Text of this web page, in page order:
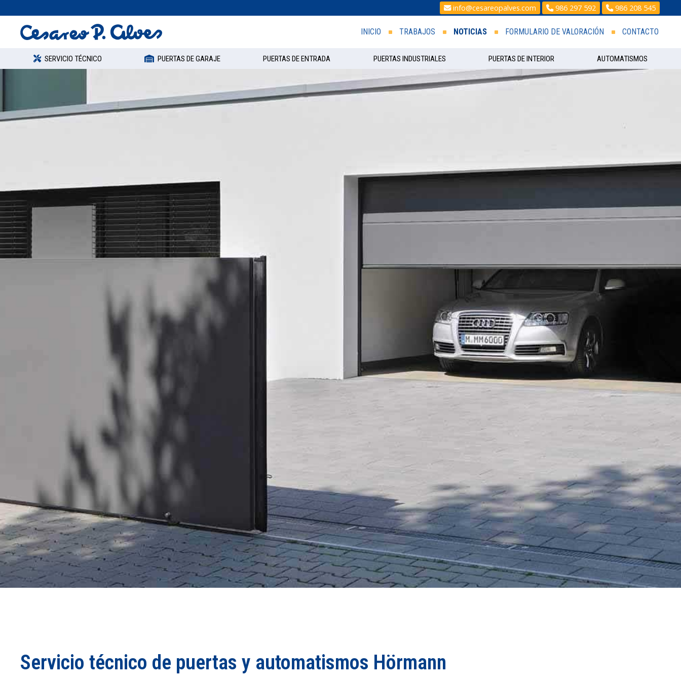
info@cesareopalves.com 986 297 592 986 208 545
INICIO TRABAJOS NOTICIAS FORMULARIO DE VALORACIÓN CONTACTO
SERVICIO TÉCNICO PUERTAS DE GARAJE PUERTAS DE ENTRADA PUERTAS INDUSTRIALES PUERTAS DE INTERIOR AUTOMATISMOS
Servicio técnico de puertas y automatismos Hörmann